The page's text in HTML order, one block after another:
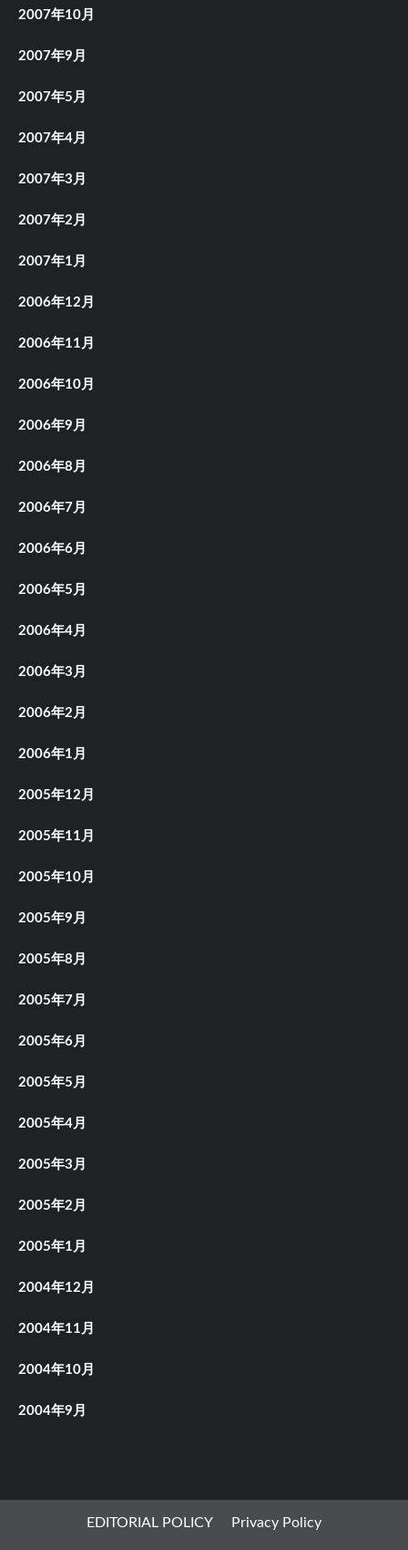
2007年10月
2007年9月
2007年5月
2007年4月
2007年3月
2007年2月
2007年1月
2006年12月
2006年11月
2006年10月
2006年9月
2006年8月
2006年7月
2006年6月
2006年5月
2006年4月
2006年3月
2006年2月
2006年1月
2005年12月
2005年11月
2005年10月
2005年9月
2005年8月
2005年7月
2005年6月
2005年5月
2005年4月
2005年3月
2005年2月
2005年1月
2004年12月
2004年11月
2004年10月
2004年9月
EDITORIAL POLICY Privacy Policy